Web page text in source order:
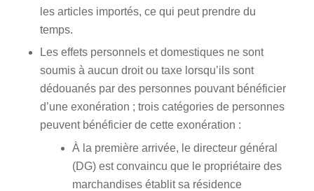
les articles importés, ce qui peut prendre du
temps.
Les effets personnels et domestiques ne sont
soumis à aucun droit ou taxe lorsqu’ils sont
dédouanés par des personnes pouvant bénéficier
d’une exonération ; trois catégories de personnes
peuvent bénéficier de cette exonération :
À la première arrivée, le directeur général
(DG) est convaincu que le propriétaire des
marchandises établit sa résidence